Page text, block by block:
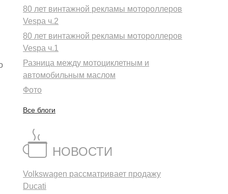
80 лет винтажной рекламы мотороллеров
Vespa ч.2
80 лет винтажной рекламы мотороллеров
Vespa ч.1
Разница между мотоциклетным и
автомобильным маслом
Фото
Все блоги
НОВОСТИ
Volkswagen рассматривает продажу
Ducati